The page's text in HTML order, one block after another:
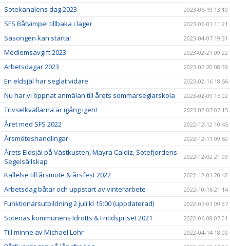
Sotekanalens dag 2023 2023-06-19 13:10
SFS Båtvimpel tillbaka i lager 2023-06-01 11:21
Säsongen kan starta! 2023-04-07 19:31
Medlemsavgift 2023 2023-02-21 09:22
Arbetsdagar 2023 2023-02-20 08:39
En eldsjäl har seglat vidare 2023-02-16 18:56
Nu har vi öppnat anmälan till årets sommarseglarskola 2023-02-09 15:02
Trivselkvällarna är igång igen! 2023-02-07 07:15
Året med SFS 2022 2022-12-12 10:45
Årsmöteshandlingar 2022-12-11 09:50
Årets Eldsjäl på Västkusten, Mayra Caldiz, Sotefjordens
Segelsällskap
2022-12-02 21:09
Kallelse till årsmöte & årsfest 2022 2022-12-01 20:42
Arbetsdag båtar och uppstart av vinterarbete 2022-10-16 21:14
Funktionärsutbildning 2 juli kl 15:00 (uppdaterad) 2022-07-01 09:37
Sotenäs kommunens Idrotts & Fritidspriset 2021 2022-06-08 07:01
Till minne av Michael Lohr 2022-04-14 18:00